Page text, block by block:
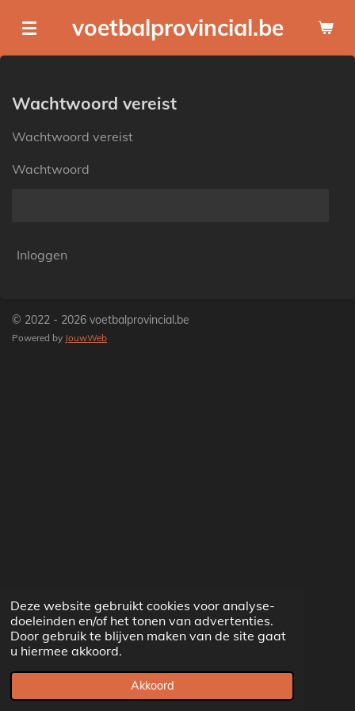
Deze website gebruikt cookies voor analyse-
doeleinden en/of het tonen van advertenties.
Door gebruik te blijven maken van de site gaat
u hiermee akkoord.
Akkoord
direct
naar
hoofdinhoud
voetbalprovincial.be
Wachtwoord vereist
Wachtwoord vereist
Wachtwoord
Inloggen
© 2022 - 2026 voetbalprovincial.be
Powered by JouwWeb